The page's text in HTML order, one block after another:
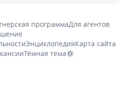
программаДля агентов
ЭнциклопедияКарта сайта
Тёмная тема